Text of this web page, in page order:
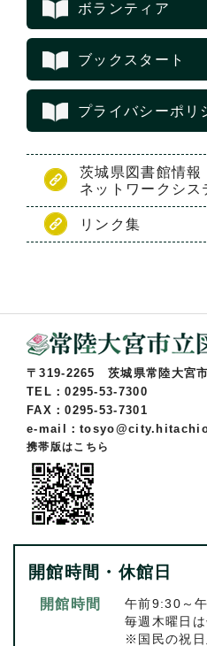
ボランティア
ブックスタート
プライバシーポリ
茨城県図書館情報
ネットワークシス
リンク集
〒319-2265 茨城県常陸大宮
TEL：0295-53-7300
FAX：0295-53-7301
e-mail：
携帯版はこちら
開館時間・休館日
開館時間
午前9:30～
毎週木曜日
※国民の祝